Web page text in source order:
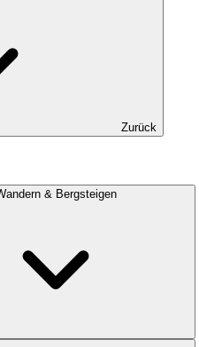
Zurück
& Bergsteigen